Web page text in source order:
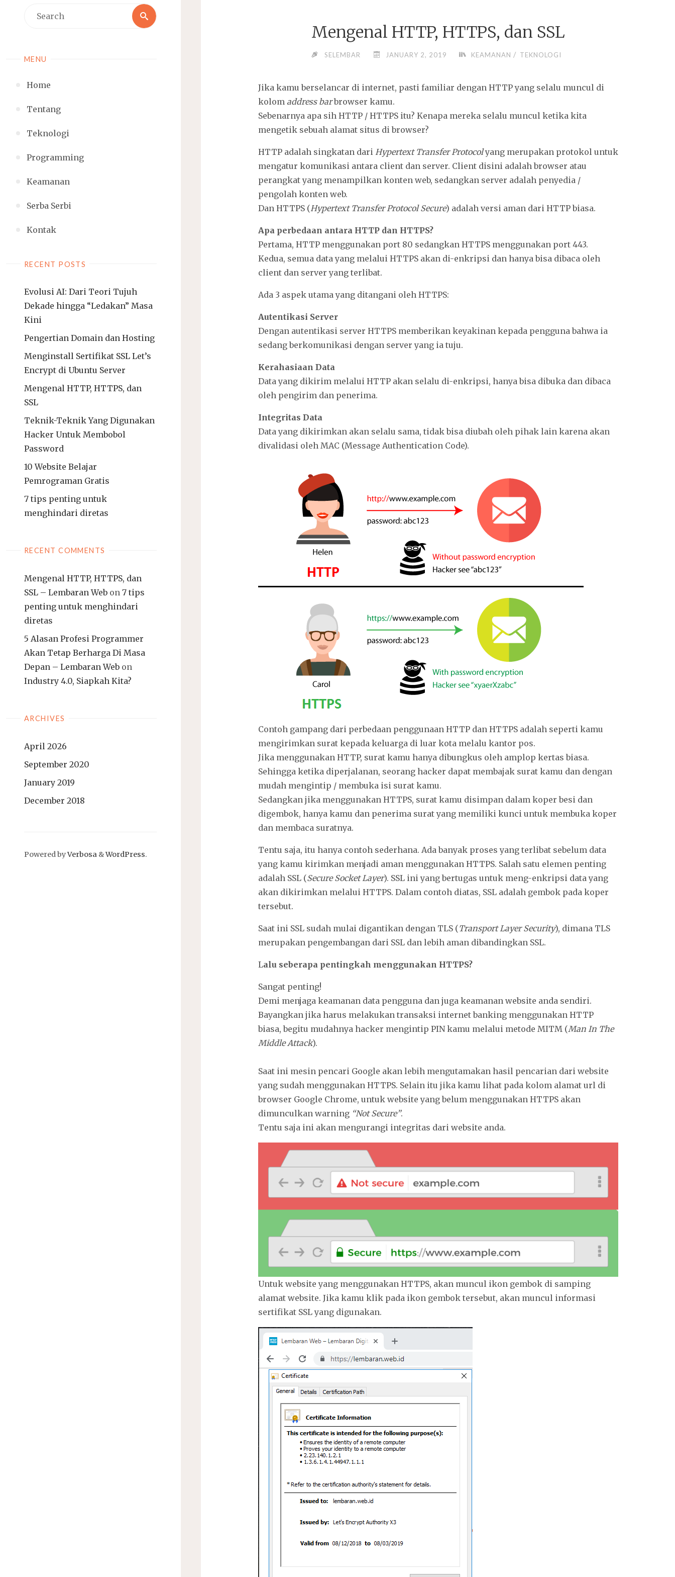
Search
Search
MENU
Home
Tentang
Teknologi
Programming
Keamanan
Serba Serbi
Kontak
RECENT POSTS
Evolusi AI: Dari Teori Tujuh
Dekade hingga “Ledakan” Masa
Kini
Pengertian Domain dan Hosting
Menginstall Sertifikat SSL Let’s
Encrypt di Ubuntu Server
Mengenal HTTP, HTTPS, dan
SSL
Teknik-Teknik Yang Digunakan
Hacker Untuk Membobol
Password
10 Website Belajar
Pemrograman Gratis
7 tips penting untuk
menghindari diretas
RECENT COMMENTS
Mengenal HTTP, HTTPS, dan
SSL – Lembaran Web on 7 tips
penting untuk menghindari
diretas
5 Alasan Profesi Programmer
Akan Tetap Berharga Di Masa
Depan – Lembaran Web on
Industry 4.0, Siapkah Kita?
ARCHIVES
April 2026
September 2020
January 2019
December 2018
Powered byVerbosa &WordPress.
Mengenal HTTP, HTTPS, dan SSL
SELEMBAR JANUARY 2, 2019 KEAMANAN / TEKNOLOGI
Jika kamu berselancar di internet, pasti familiar dengan HTTP yang selalu muncul di
kolom address barbrowser kamu.
Sebenarnya apa sih HTTP / HTTPS itu? Kenapa mereka selalu muncul ketika kita
mengetik sebuah alamat situs di browser?
HTTP adalah singkatan dari Hypertext Transfer Protocolyang merupakan protokol untuk
mengatur komunikasi antara client dan server. Client disini adalah browser atau
perangkat yang menampilkan konten web, sedangkan server adalah penyedia /
pengolah konten web.
Dan HTTPS (Hypertext Transfer Protocol Secure) adalah versi aman dari HTTP biasa.
Apa perbedaan antara HTTP dan HTTPS?
Pertama, HTTP menggunakan port 80 sedangkan HTTPS menggunakan port 443.
Kedua, semua data yang melalui HTTPS akan di-enkripsi dan hanya bisa dibaca oleh
client dan server yang terlibat.
Ada 3 aspek utama yang ditangani oleh HTTPS:
Autentikasi Server
Dengan autentikasi server HTTPS memberikan keyakinan kepada pengguna bahwa ia
sedang berkomunikasi dengan server yang ia tuju.
Kerahasiaan Data
Data yang dikirim melalui HTTP akan selalu di-enkripsi, hanya bisa dibuka dan dibaca
oleh pengirim dan penerima.
Integritas Data
Data yang dikirimkan akan selalu sama, tidak bisa diubah oleh pihak lain karena akan
divalidasi oleh MAC (Message Authentication Code).
Contoh gampang dari perbedaan penggunaan HTTP dan HTTPS adalah seperti kamu
mengirimkan surat kepada keluarga di luar kota melalu kantor pos.
Jika menggunakan HTTP, surat kamu hanya dibungkus oleh amplop kertas biasa.
Sehingga ketika diperjalanan, seorang hacker dapat membajak surat kamu dan dengan
mudah mengintip / membuka isi surat kamu.
Sedangkan jika menggunakan HTTPS, surat kamu disimpan dalam koper besi dan
digembok, hanya kamu dan penerima surat yang memiliki kunci untuk membuka koper
dan membaca suratnya.
Tentu saja, itu hanya contoh sederhana. Ada banyak proses yang terlibat sebelum data
yang kamu kirimkan menjadi aman menggunakan HTTPS. Salah satu elemen penting
adalah SSL (Secure Socket Layer). SSL ini yang bertugas untuk meng-enkripsi data yang
akan dikirimkan melalui HTTPS. Dalam contoh diatas, SSL adalah gembok pada koper
tersebut.
Saat ini SSL sudah mulai digantikan dengan TLS (Transport Layer Security), dimana TLS
merupakan pengembangan dari SSL dan lebih aman dibandingkan SSL.
Lalu seberapa pentingkah menggunakan HTTPS?
Sangat penting!
Demi menjaga keamanan data pengguna dan juga keamanan website anda sendiri.
Bayangkan jika harus melakukan transaksi internet banking menggunakan HTTP
biasa, begitu mudahnya hacker mengintip PIN kamu melalui metode MITM (Man In The
Middle Attack).
Saat ini mesin pencari Google akan lebih mengutamakan hasil pencarian dari website
yang sudah menggunakan HTTPS. Selain itu jika kamu lihat pada kolom alamat url di
browser Google Chrome, untuk website yang belum menggunakan HTTPS akan
dimunculkan warning “Not Secure”.
Tentu saja ini akan mengurangi integritas dari website anda.
Untuk website yang menggunakan HTTPS, akan muncul ikon gembok di samping
alamat website. Jika kamu klik pada ikon gembok tersebut, akan muncul informasi
sertifikat SSL yang digunakan.